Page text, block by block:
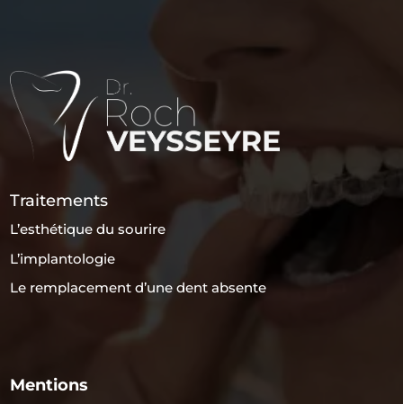
Traitements
L’esthétique du sourire
L’implantologie
Le remplacement d’une dent absente
Mentions